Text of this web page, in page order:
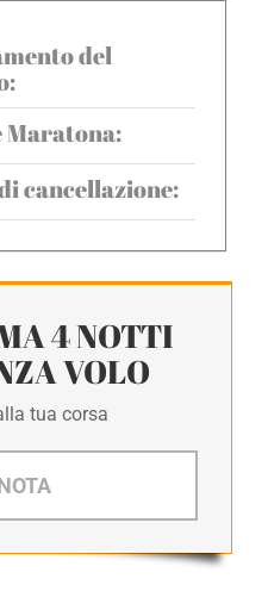
del
Maratona:
cancellazione:
4 NOTTI
VOLO
tua corsa